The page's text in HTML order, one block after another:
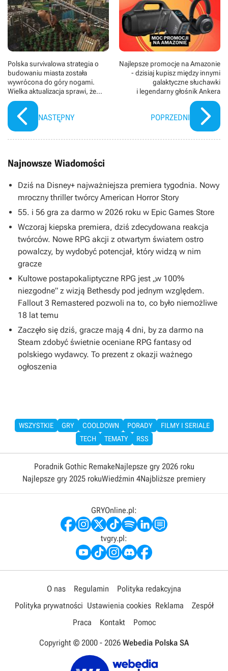
(Demerzel), Alfreda Enocha (Raych Foss) i Mido
Hamadę (Obrecht). Zdjęcia kręcono w Limerick w
Irlandii.
Polska survivalowa strategia o
budowaniu miasta została
wywrócona do góry nogami.
Wielka aktualizacja sprawi, że
Timberborn zaczniemy
poznawać od nowa
NASTĘPNY
Najlepsze promocje na Amazonie
- dzisiaj kupisz między innymi
galaktyczne słuchawki
i legendarny głośnik Ankera
POPRZEDNI
Najnowsze Wiadomości
Dziś na Disney+ najważniejsza premiera tygodnia. Nowy
mroczny thriller twórcy American Horror Story
55. i 56 gra za darmo w 2026 roku w Epic Games Store
Wczoraj kiepska premiera, dziś zdecydowana reakcja
twórców. Nowe RPG akcji z otwartym światem ostro
powalczy, by wydobyć potencjał, który widzą w nim
gracze
Kultowe postapokaliptyczne RPG jest „w 100%
niezgodne” z wizją Bethesdy pod jednym względem.
Fallout 3 Remastered pozwoli na to, co było niemożliwe
18 lat temu
Zaczęło się dziś, gracze mają 4 dni, by za darmo na
Steam zdobyć świetnie oceniane RPG fantasy od
polskiego wydawcy. To prezent z okazji ważnego
ogłoszenia
WSZYSTKIE GRY COOLDOWN PORADY
FILMY I SERIALE
TECH
TEMATY RSS
Poradnik Gothic RemakeNajlepsze gry 2026 roku
Najlepsze gry 2025 rokuWiedźmin 4Najbliższe premiery
GRYOnline.pl:
tvgry.pl:
O nas Regulamin
Polityka redakcyjna
Polityka prywatności Ustawienia cookies Reklama
Zespół
Praca
Kontakt Pomoc
Copyright © 2000 - 2026 Webedia Polska SA